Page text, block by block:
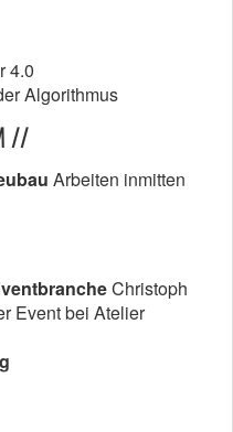
4.0
Algorithmus
//
Arbeiten inmitten
Christoph
Event bei Atelier